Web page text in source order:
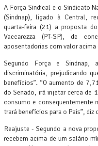
A Força Sindical e o Sindicato
(Sindnap), ligado à Central,
quarta-feira (21) a proposta
Vaccarezza (PT-SP), de
aposentadorias com valor
Segundo Força e
discriminatória, prejudicando
benefícios”. “O aumento de
do Senado, irá injetar cerca de
consumo e consequentemente
trará benefícios para o País”, diz
Reajuste - Segundo a nova
recebem acima de um salário